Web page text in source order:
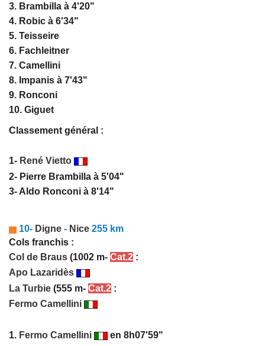
3. Brambilla à 4'20"
4. Robic à 6'34"
5. Teisseire
6. Fachleitner
7. Camellini
8. Impanis à 7'43"
9. Ronconi
10. Giguet
Classement général :
1- René Vietto
2- Pierre Brambilla à 5'04"
3- Aldo Ronconi à 8'14"
10- Digne - Nice 255 km
Cols franchis :
Col de Braus (1002 m- Cat.2 :
Apo Lazaridès
La Turbie (555 m- Cat.2 :
Fermo Camellini
1. Fermo Camellini en 8h07'59"